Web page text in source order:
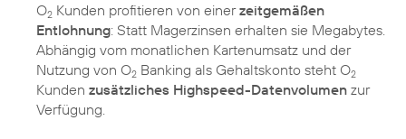
O2 Kunden profitieren von einerzeitgemäßen
Entlohnung: Statt Magerzinsen erhalten sie Megabytes.
Abhängig vom monatlichen Kartenumsatz und der
Nutzung von O2 Banking als Gehaltskonto steht O2
Kunden zusätzliches Highspeed-Datenvolumen zur
Verfügung.